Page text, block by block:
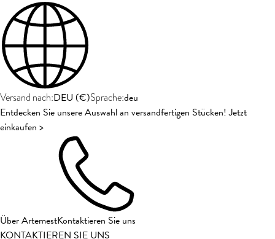
Versand nach:DEU (€)Sprache:deu
Entdecken Sie unsere Auswahl an versandfertigen Stücken! Jetzt
einkaufen >
Über ArtemestKontaktieren Sie uns
KONTAKTIEREN SIE UNS